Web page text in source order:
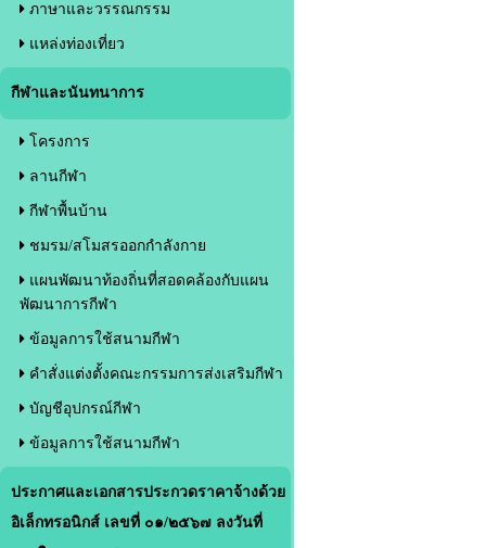
ภาษาและวรรณกรรม
แหล่งท่องเที่ยว
กีฬาและนันทนาการ
โครงการ
ลานกีฬา
กีฬาพื้นบ้าน
ชมรม/สโมสรออกกำลังกาย
แผนพัฒนาท้องถิ่นที่สอดคล้องกับแผน
พัฒนาการกีฬา
ข้อมูลการใช้สนามกีฬา
คำสั่งแต่งตั้งคณะกรรมการส่งเสริมกีฬา
บัญชีอุปกรณ์กีฬา
ข้อมูลการใช้สนามกีฬา
ประกาศและเอกสารประกวดราคาจ้างด้วย
อิเล็กทรอนิกส์ เลขที่ ๐๑/๒๕๖๗ ลงวันที่